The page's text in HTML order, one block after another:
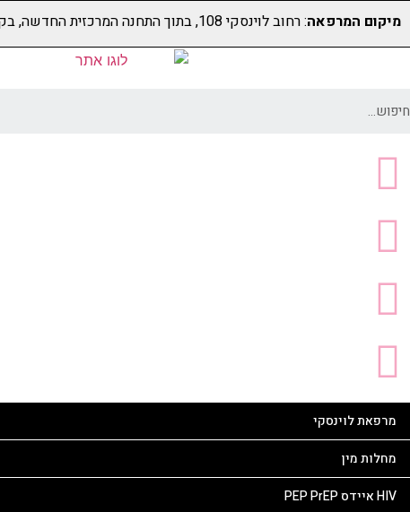
מיקום המרפאה: רחוב לוינסקי 108, בתוך התחנה המרכזית החדשה, בקומה 5 (מעל קווי דן 4,5)
מרפאת לוינסקי
מחלות מין
HIV איידס PEP PrEP